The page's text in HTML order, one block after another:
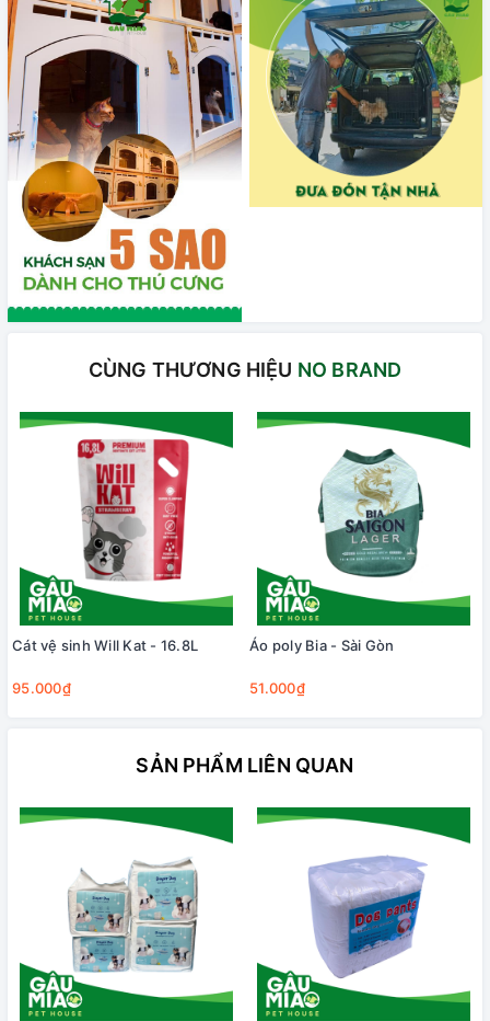
CÙNG THƯƠNG HIỆU NO BRAND
Cát vệ sinh Will Kat - 16.8L
95.000₫
Áo poly Bia - Sài Gòn
51.000₫
SẢN PHẨM LIÊN QUAN